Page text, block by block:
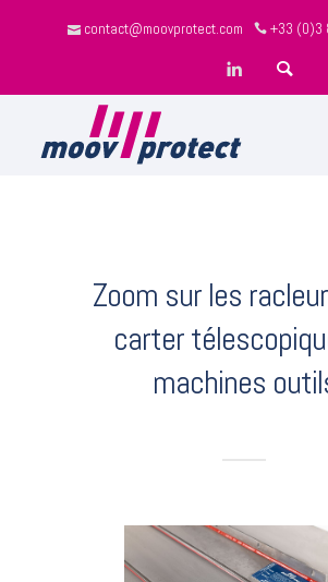
contact@moovprotect.com +33 (0)3
Zoom sur les
carter
machines